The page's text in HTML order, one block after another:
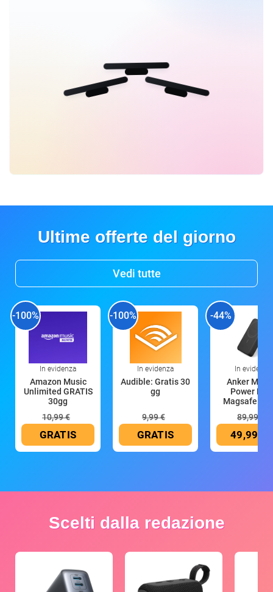
Ultime offerte del giorno
Vedi tutte
-100%
In evidenza
Amazon Music
Unlimited GRATIS
30gg
10,99 €
GRATIS
-100%
In evidenza
Audible: Gratis 30
gg
9,99 €
GRATIS
-44%
In evidenza
Anker
Power
Magsafe
89,99 €
49,99 €
Scelti dalla redazione